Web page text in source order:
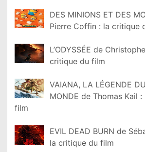
DES MINIONS ET DES
Pierre Coffin : la critique
L’ODYSSÉE de
critique du film
VAIANA, LA LÉGENDE
MONDE de Thomas Kail
film
EVIL DEAD BURN de
la critique du film